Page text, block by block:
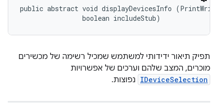
public abstract void displayDevicesInfo
                boolean includeStub)
תפיק תיאור ידידותי למשתמש שמכיל רשימה של מכשירים
מוכרים, המצב שלהם וערכים של אפשרויות
IDeviceSelection נפוצות.